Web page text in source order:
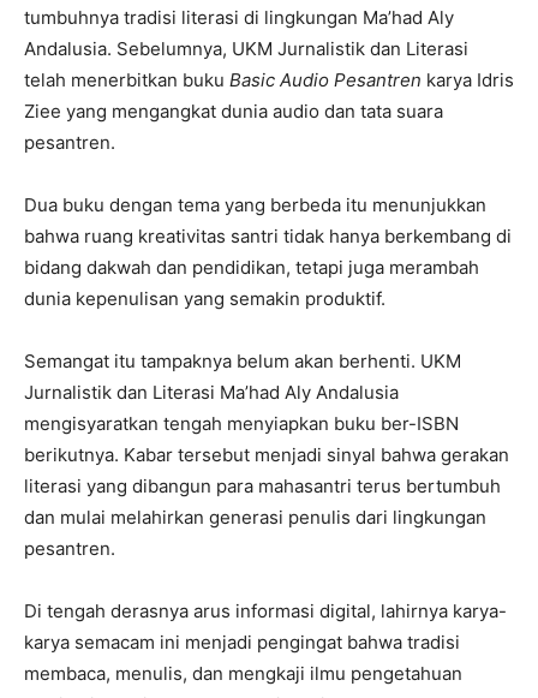
tumbuhnya tradisi literasi di lingkungan Ma’had Aly
Andalusia. Sebelumnya, UKM Jurnalistik dan Literasi
telah menerbitkan buku Basic Audio Pesantren karya Idris
Ziee yang mengangkat dunia audio dan tata suara
pesantren.
Dua buku dengan tema yang berbeda itu menunjukkan
bahwa ruang kreativitas santri tidak hanya berkembang di
bidang dakwah dan pendidikan, tetapi juga merambah
dunia kepenulisan yang semakin produktif.
Semangat itu tampaknya belum akan berhenti. UKM
Jurnalistik dan Literasi Ma’had Aly Andalusia
mengisyaratkan tengah menyiapkan buku ber-ISBN
berikutnya. Kabar tersebut menjadi sinyal bahwa gerakan
literasi yang dibangun para mahasantri terus bertumbuh
dan mulai melahirkan generasi penulis dari lingkungan
pesantren.
Di tengah derasnya arus informasi digital, lahirnya karya-
karya semacam ini menjadi pengingat bahwa tradisi
membaca, menulis, dan mengkaji ilmu pengetahuan